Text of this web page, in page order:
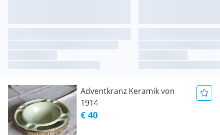
Adventkranz Keramik von
1914
€ 40